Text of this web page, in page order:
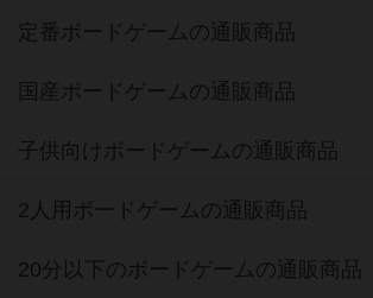
定番ボードゲームの通販商品
国産ボードゲームの通販商品
子供向けボードゲームの通販商品
2人用ボードゲームの通販商品
20分以下のボードゲームの通販商品